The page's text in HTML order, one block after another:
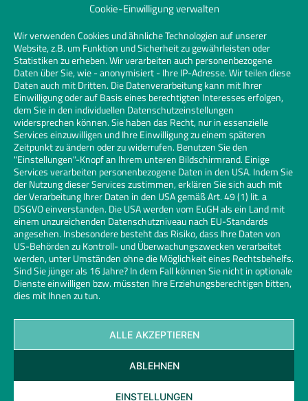
Cookie-Einwilligung verwalten
Wir verwenden Cookies und ähnliche Technologien auf unserer
Website, z.B. um Funktion und Sicherheit zu gewährleisten oder
Statistiken zu erheben. Wir verarbeiten auch personenbezogene
Daten über Sie, wie - anonymisiert - Ihre IP-Adresse. Wir teilen diese
Daten auch mit Dritten. Die Datenverarbeitung kann mit Ihrer
Einwilligung oder auf Basis eines berechtigten Interesses erfolgen,
dem Sie in den individuellen Datenschutzeinstellungen
widersprechen können. Sie haben das Recht, nur in essenzielle
Services einzuwilligen und Ihre Einwilligung zu einem späteren
Zeitpunkt zu ändern oder zu widerrufen. Benutzen Sie den
"Einstellungen"-Knopf an Ihrem unteren Bildschirmrand. Einige
Services verarbeiten personenbezogene Daten in den USA. Indem Sie
der Nutzung dieser Services zustimmen, erklären Sie sich auch mit
der Verarbeitung Ihrer Daten in den USA gemäß Art. 49 (1) lit. a
DSGVO einverstanden. Die USA werden vom EuGH als ein Land mit
einem unzureichenden Datenschutzniveau nach EU-Standards
angesehen. Insbesondere besteht das Risiko, dass Ihre Daten von
US-Behörden zu Kontroll- und Überwachungszwecken verarbeitet
werden, unter Umständen ohne die Möglichkeit eines Rechtsbehelfs.
Sind Sie jünger als 16 Jahre? In dem Fall können Sie nicht in optionale
Dienste einwilligen bzw. müssten Ihre Erziehungsberechtigen bitten,
dies mit Ihnen zu tun.
ALLE AKZEPTIEREN
ABLEHNEN
EINSTELLUNGEN
Klicken Sie hier, um Marketing-Cookies zu
akzeptieren und diesen Inhalt zu
aktivieren | Click to accept marketing
cookies and enable this content
Kontakt Datenschutz Impressum
Cookies
Glaserhandwerk | Links
© 2026 Bundesinnungsverband des Glaserhandwerks | Design und